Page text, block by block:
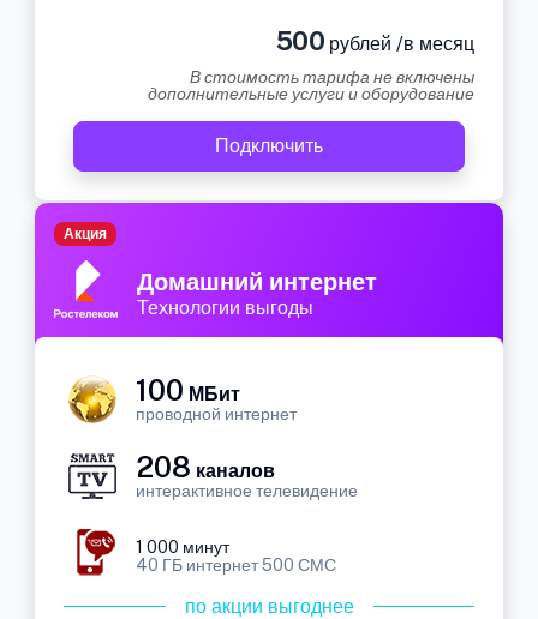
500 рублей /в месяц
В стоимость тарифа не включены
дополнительные услуги и оборудование
Подключить
Домашний интернет
Технологии выгоды
Акция
100 МБит
проводной интернет
208 каналов
интерактивное телевидение
1 000 минут
40 ГБ интернет 500 СМС
по акции выгоднее